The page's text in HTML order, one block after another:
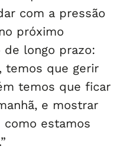
com a pressão
próximo
longo prazo:
temos que gerir
temos que ficar
e mostrar
como estamos